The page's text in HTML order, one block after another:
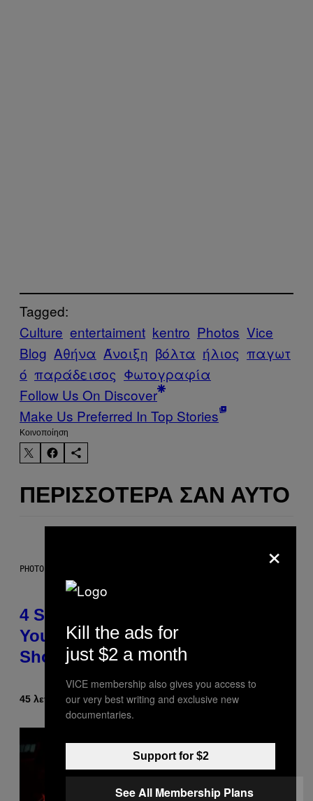
Tagged:
Culture entertaiment kentro Photos Vice
Blog Αθήνα Άνοιξη βόλτα ήλιος παγωτ
ό παράδεισος Φωτογραφία
Follow Us On Discover
Make Us Preferred In Top Stories
Kοινοποίηση
ΠΕΡΙΣΣΌΤΕΡΑ ΣΑΝ ΑΥΤΌ
PHOTO BY SCOTT LEGATO/GETTY IMAGES
4 Shoegaze Songs to Listen to if
You Don’t Know if You Like
Shoegaze
45 λεπτά πρινΚείμενοStephen Andrew Galiher
×
Kill the ads for
just $2 a month
VICE membership also gives you access to
our very best writing and exclusive new
documentaries.
Support for $2
See All Membership Plans